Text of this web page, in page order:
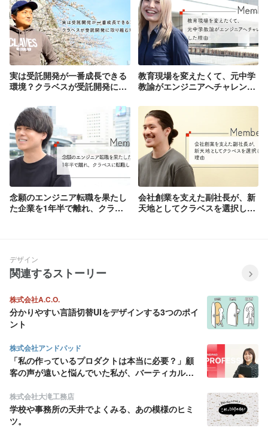
実は受託開発が一番成長できる
環境？クラベスが受託開発に取
教育現場を変えたくて、元中学
教諭がエンジニアへチャレンジ
念願のエンジニア転職を果たし
た企業を1年半で離れ、クラベ
会社創業を支えた副社長が、新
天地としてクラベスを選択した
デザイン
関連するストーリー
株式会社A.C.O.
分かりやすい言語切替UIをデザインする3つのポイ
ント
株式会社アンドパッド
「私の作っているプロダクトは本当に必要？」顧
客の声が遠いと悩んでいた私が、バーティカル
株式会社大滝工務店
学校や事務所の天井でよくみる、あの模様のヒミ
ツ。